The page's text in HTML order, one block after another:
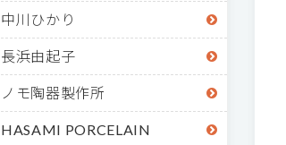
中川ひかり
長浜由起子
ノモ陶器製作所
HASAMI PORCELAIN